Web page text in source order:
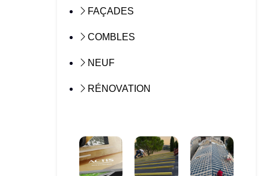
FAÇADES
COMBLES
NEUF
RÉNOVATION